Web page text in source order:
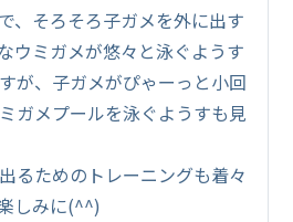
、そろそろ子ガメを外に出す
ウミガメが悠々と泳ぐようす
が、子ガメがぴゃーっと小回
ガメプールを泳ぐようすも見
るためのトレーニングも着々
しみに(^^)